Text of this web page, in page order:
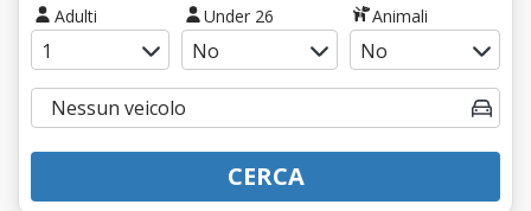
Adulti Under 26 Animali
CERCA